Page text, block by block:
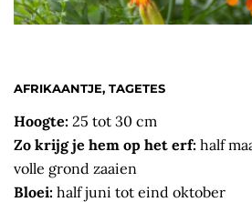
AFRIKAANTJE, TAGETES
Hoogte: 25 tot 30 cm
Zo krijg je hem op het erf: half
volle grond zaaien
Bloei: half juni tot eind oktober